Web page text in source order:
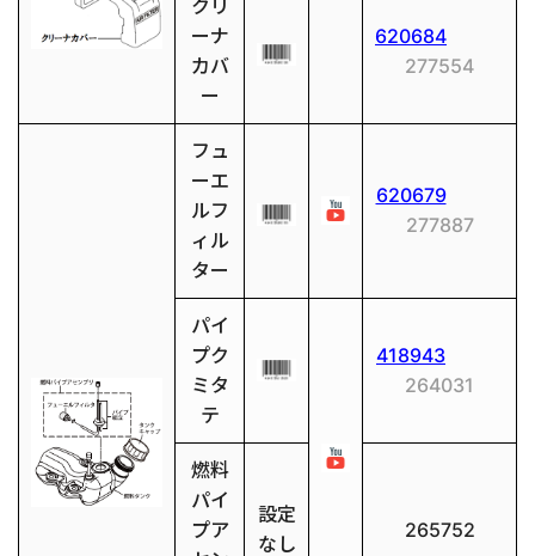
クリ
ーナ
カバ
ー
620684
277554
フュ
ーエ
ルフ
ィル
ター
620679
277887
パイ
プク
ミタ
テ
418943
264031
燃料
パイ
プア
設定
なし
265752